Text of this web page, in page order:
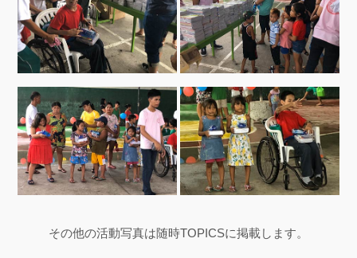
その他の活動写真は随時TOPICSに掲載します。